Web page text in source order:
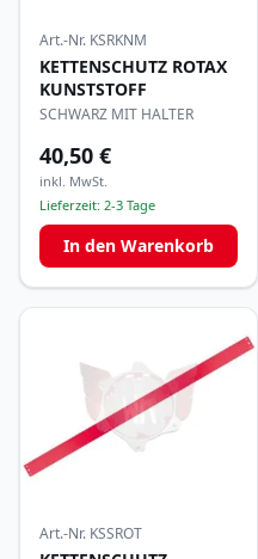
Art.-Nr. KSRKNM
KETTENSCHUTZ ROTAX
KUNSTSTOFF
SCHWARZ MIT HALTER
40,50 €
inkl. MwSt.
Lieferzeit: 2-3 Tage
In den Warenkorb
Art.-Nr. KSSROT